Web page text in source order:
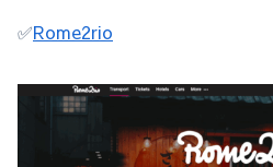
✅Rome2rio